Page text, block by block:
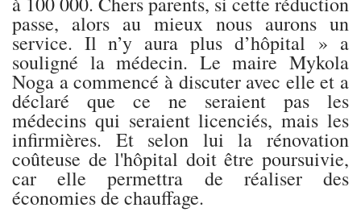
passe, alors au mieux nous aurons un
service. Il n’y aura plus d’hôpital » a
souligné la médecin. Le maire Mykola
Noga a commencé à discuter avec elle et a
déclaré que ce ne seraient pas les
médecins qui seraient licenciés, mais les
infirmières. Et selon lui la rénovation
coûteuse de l'hôpital doit être poursuivie,
car elle permettra de réaliser des
économies de chauffage.